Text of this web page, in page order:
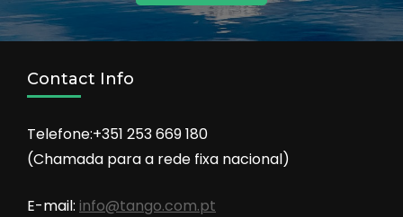
Contact Info
Telefone:+351 253 669 180
(Chamada para a rede fixa nacional)
E-mail: info@tango.com.pt